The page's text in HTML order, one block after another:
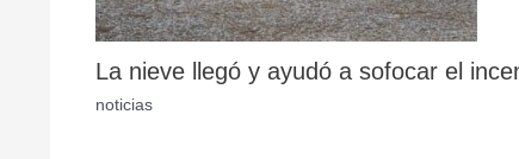
La nieve llegó y ayudó a sofocar el
noticias